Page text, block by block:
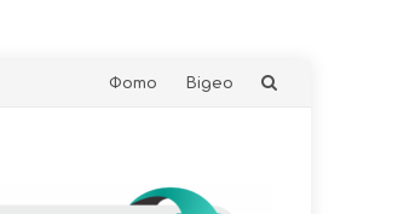
Skip
Фото Відео